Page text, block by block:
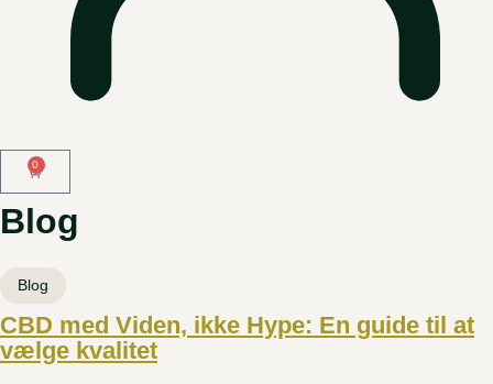
0
Blog
Blog
CBD med Viden, ikke Hype: En guide til at
vælge kvalitet